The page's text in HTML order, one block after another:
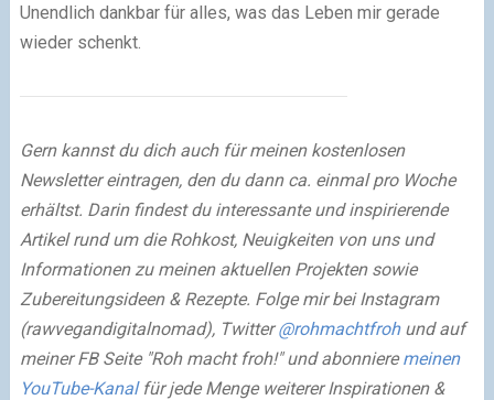
Unendlich dankbar für alles, was das Leben mir gerade
wieder schenkt.
Gern kannst du dich auch für meinen kostenlosen
Newsletter eintragen, den du dann ca. einmal pro Woche
erhältst. Darin findest du interessante und inspirierende
Artikel rund um die Rohkost, Neuigkeiten von uns und
Informationen zu meinen aktuellen Projekten sowie
Zubereitungsideen & Rezepte. Folge mir bei Instagram
(rawvegandigitalnomad), Twitter@rohmachtfrohund auf
meiner FB Seite "Roh macht froh!" und abonnieremeinen
YouTube-Kanalfür jede Menge weiterer Inspirationen &